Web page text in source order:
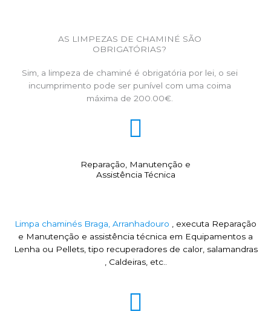
AS LIMPEZAS DE CHAMINÉ SÃO
OBRIGATÓRIAS?
Sim, a limpeza de chaminé é obrigatória por lei, o sei
incumprimento pode ser punível com uma coima
máxima de 200.00€.
Reparação, Manutenção e
Assistência Técnica
Limpa chaminés Braga, Arranhadouro , executa Reparação
e Manutenção e assistência técnica em Equipamentos a
Lenha ou Pellets, tipo recuperadores de calor, salamandras
, Caldeiras, etc..